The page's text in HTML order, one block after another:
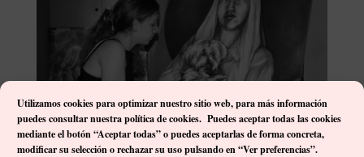
Utilizamos cookies para optimizar nuestro sitio web, para más información
puedes consultar nuestra política de cookies. Puedes aceptar todas las cookies
mediante el botón “Aceptar todas” o puedes aceptarlas de forma concreta,
modificar su selección o rechazar su uso pulsando en “Ver preferencias”.